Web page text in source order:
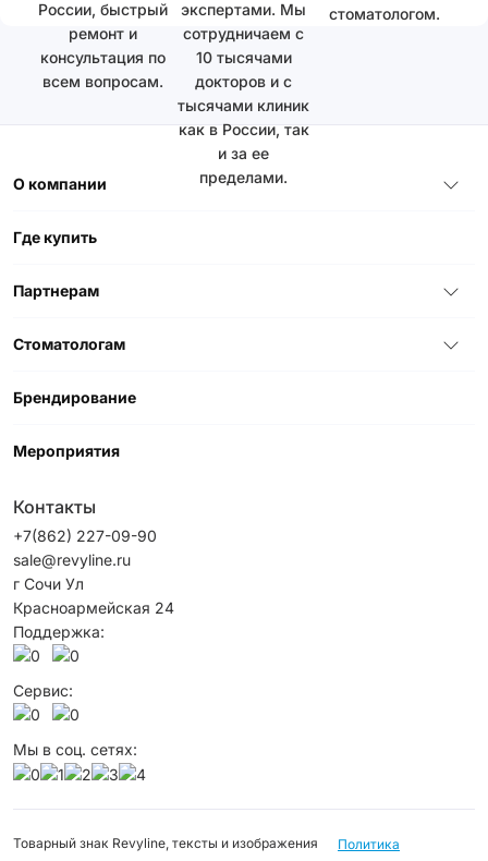
России, быстрый
ремонт и
консультация по
всем вопросам.
экспертами. Мы
сотрудничаем с
10 тысячами
докторов и с
тысячами клиник
как в России, так
и за ее
пределами.
стоматологом.
О компании
Где купить
Партнерам
Стоматологам
Брендирование
Мероприятия
Контакты
+7(862) 227-09-90
sale@revyline.ru
г Сочи Ул
Красноармейская 24
Поддержка:
Сервис:
Мы в соц. сетях:
Товарный знак Revyline, тексты и изображения
Политика